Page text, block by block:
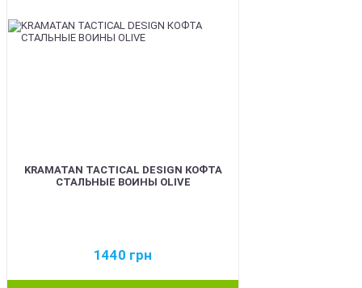
KRAMATAN TACTICAL DESIGN КОФТА
СТАЛЬНЫЕ ВОИНЫ OLIVE
1440 грн